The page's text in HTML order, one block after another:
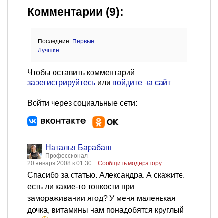
Комментарии (9):
Последние
Первые
Лучшие
Чтобы оставить комментарий
зарегистрируйтесь или войдите на сайт
Войти через социальные сети:
Наталья Барабаш
Профессионал
20 января 2008 в 01:30
Сообщить модератору
Спасибо за статью, Александра. А скажите,
есть ли какие-то тонкости при
замораживании ягод? У меня маленькая
дочка, витамины нам понадобятся круглый